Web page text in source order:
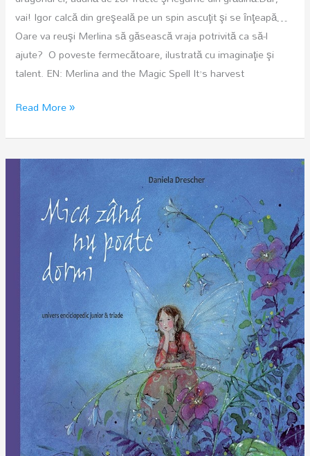
vai! Igor calcă din greşeală pe un spin ascuţit şi se înţeapă…
Oare va reuşi Merlina să găsească vraja potrivită ca să-l
ajute? O poveste fermecătoare, ilustrată cu imaginaţie şi
talent. EN: Merlina and the Magic Spell It’s harvest
Merlina,
vrajitoare
Read More »